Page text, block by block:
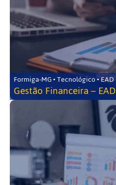
Formiga-MG • Tecnológico • EAD
Gestão Financeira – EAD